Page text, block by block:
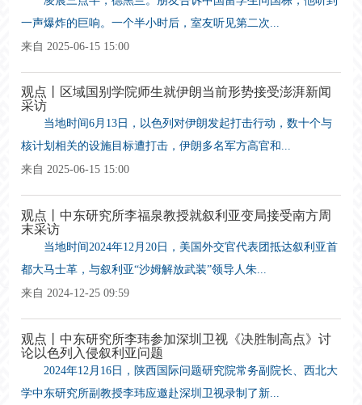
一声爆炸的巨响。一个半小时后，室友听见第二次...
来自 2025-06-15 15:00
观点丨区域国别学院师生就伊朗当前形势接受澎湃新闻
采访
当地时间6月13日，以色列对伊朗发起打击行动，数十个与
核计划相关的设施目标遭打击，伊朗多名军方高官和...
来自 2025-06-15 15:00
观点丨中东研究所李福泉教授就叙利亚变局接受南方周
末采访
当地时间2024年12月20日，美国外交官代表团抵达叙利亚首
都大马士革，与叙利亚“沙姆解放武装”领导人朱...
来自 2024-12-25 09:59
观点丨中东研究所李玮参加深圳卫视《决胜制高点》讨
论以色列入侵叙利亚问题
2024年12月16日，陕西国际问题研究院常务副院长、西北大
学中东研究所副教授李玮应邀赴深圳卫视录制了新...